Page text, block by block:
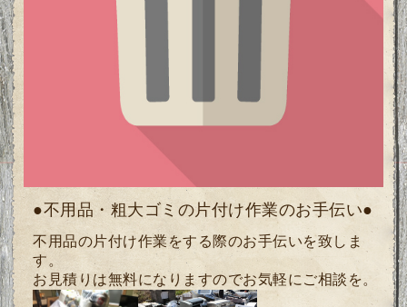
●不用品・粗大ゴミの片付け作業のお手伝い●
不用品の片付け作業をする際のお手伝いを致しま
す。
お見積りは無料になりますのでお気軽にご相談を。